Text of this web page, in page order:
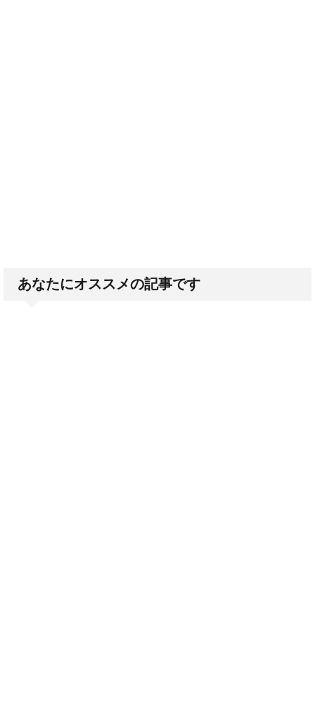
あなたにオススメの記事です